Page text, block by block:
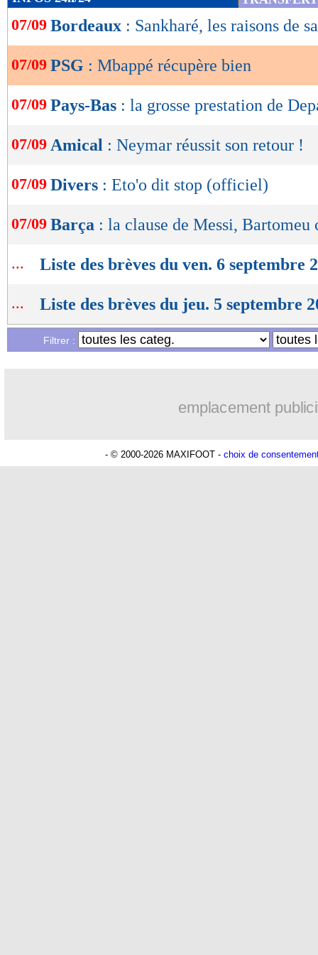
de
lecture
OK
07/09 Bordeaux : Sankharé, les raisons de
07/09 PSG : Mbappé récupère bien
07/09 Pays-Bas : la grosse prestation de
07/09 Amical : Neymar réussit son retour !
07/09 Divers : Eto'o dit stop (officiel)
07/09 Barça : la clause de Messi, Bartomeu
... Liste des brèves du ven. 6 septembre
... Liste des brèves du jeu. 5 septembre
Filtrer :
emplacement
- © 2000-2026 MAXIFOOT - choix de